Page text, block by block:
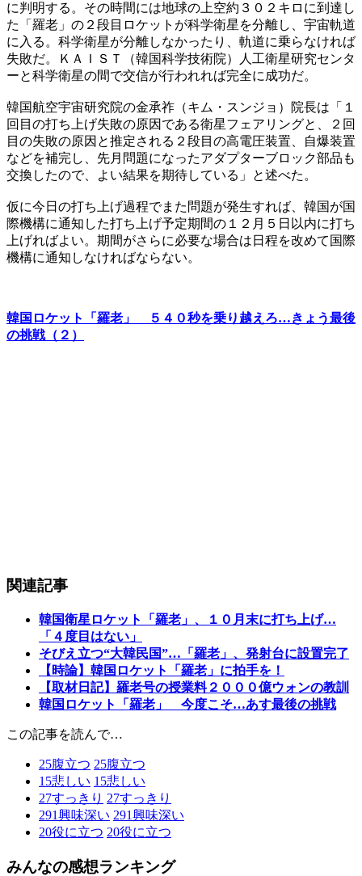
に判明する。その時間には地球の上空約３０２キロに到達し
た「羅老」の２段目ロケットが科学衛星を分離し、宇宙軌道
に入る。科学衛星が分離しなかったり、軌道に乗らなければ
失敗だ。ＫＡＩＳＴ（韓国科学技術院）人工衛星研究センタ
ーと科学衛星の間で交信が行われれば完全に成功だ。
韓国航空宇宙研究院の金承祚（キム・スンジョ）院長は「１
回目の打ち上げ失敗の原因である衛星フェアリングと、２回
目の失敗の原因と推定される２段目の高電圧装置、自爆装置
などを補完し、先月問題になったアダプターブロック部品も
交換したので、よい結果を期待している」と述べた。
仮に今日の打ち上げ過程でまた問題が発生すれば、韓国が国
際機構に通知した打ち上げ予定期間の１２月５日以内に打ち
上げればよい。期間がさらに必要な場合は日程を改めて国際
機構に通知しなければならない。
韓国ロケット「羅老」 ５４０秒を乗り越えろ…きょう最後
の挑戦（２）
関連記事
韓国衛星ロケット「羅老」、１０月末に打ち上げ…
「４度目はない」
そびえ立つ“大韓民国”…「羅老」、発射台に設置完了
【時論】韓国ロケット「羅老」に拍手を！
【取材日記】羅老号の授業料２０００億ウォンの教訓
韓国ロケット「羅老」 今度こそ…あす最後の挑戦
この記事を読んで…
25腹立つ 25腹立つ
15悲しい 15悲しい
27すっきり 27すっきり
291興味深い 291興味深い
20役に立つ 20役に立つ
みんなの感想ランキング